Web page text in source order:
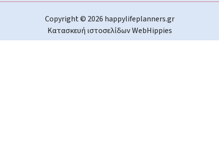
Copyright © 2026 happylifeplanners.gr
Κατασκευή ιστοσελίδωνWebHippies